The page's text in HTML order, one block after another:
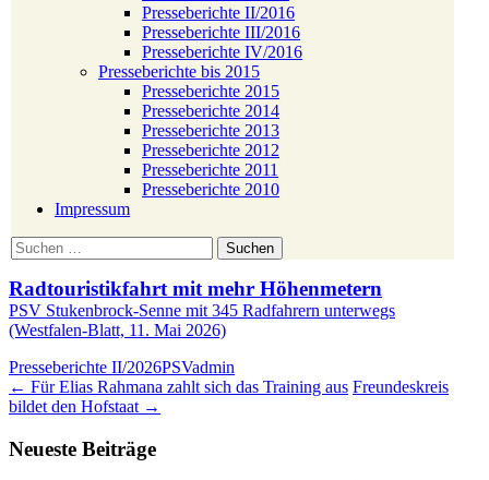
Presseberichte II/2016
Presseberichte III/2016
Presseberichte IV/2016
Presseberichte bis 2015
Presseberichte 2015
Presseberichte 2014
Presseberichte 2013
Presseberichte 2012
Presseberichte 2011
Presseberichte 2010
Impressum
Suchen
nach:
Radtouristikfahrt mit mehr Höhenmetern
PSV Stukenbrock-Senne mit 345 Radfahrern unterwegs
(Westfalen-Blatt, 11. Mai 2026)
Presseberichte II/2026PSVadmin
Beitragsnavigation
← Für Elias Rahmana zahlt sich das Training aus Freundeskreis
bildet den Hofstaat →
Neueste Beiträge